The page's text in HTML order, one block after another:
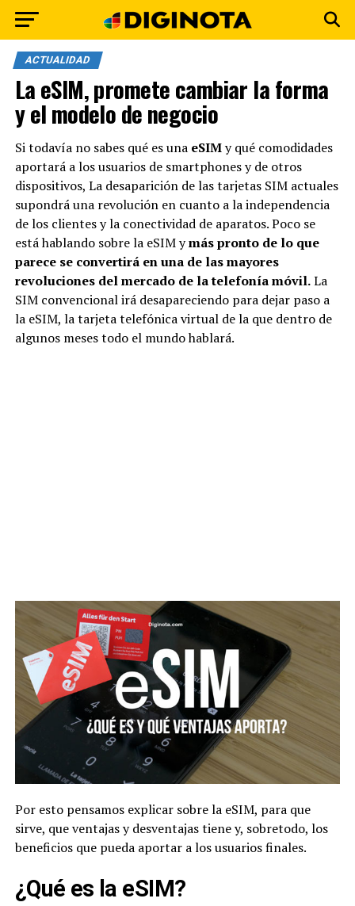
ACTUALIDAD
La eSIM, promete cambiar la forma
y el modelo de negocio
Si todavía no sabes qué es unaeSIMy qué comodidades
aportará a los usuarios de smartphones y de otros
dispositivos, La desaparición de las tarjetas SIM actuales
supondrá una revolución en cuanto a la independencia
de los clientes y la conectividad de aparatos. Poco se
está hablando sobre la eSIM ymás pronto de lo que
parece se convertirá en una de las mayores
revoluciones del mercado de la telefonía móvil.La
SIM convencional irá desapareciendo para dejar paso a
la eSIM, la tarjeta telefónica virtual de la que dentro de
algunos meses todo el mundo hablará.
Por esto pensamos explicar sobre la eSIM, para que
sirve, que ventajas y desventajas tiene y, sobretodo, los
beneficios que pueda aportar a los usuarios finales.
¿Qué es la eSIM?